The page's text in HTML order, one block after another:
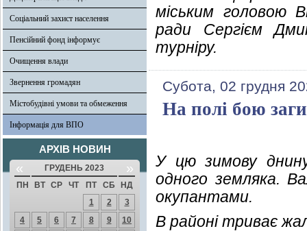
Соціальний захист населення
Пенсійний фонд інформує
Очищення влади
Звернення громадян
Містобудівні умови та обмеження
Інформація для ВПО
АРХІВ НОВИН
« ГРУДЕНЬ 2023 »
ПН ВТ СР ЧТ ПТ СБ
НД
1
2
3
4
5 6 7 8 9
10
міським головою
ради Сергієм
турніру.
Субота, 02 грудня
На полі бою
У цю зимову
одного земляка.
окупантами.
В районі триває